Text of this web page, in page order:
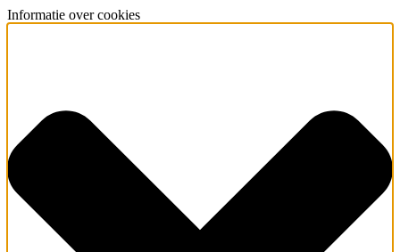
Informatie over cookies